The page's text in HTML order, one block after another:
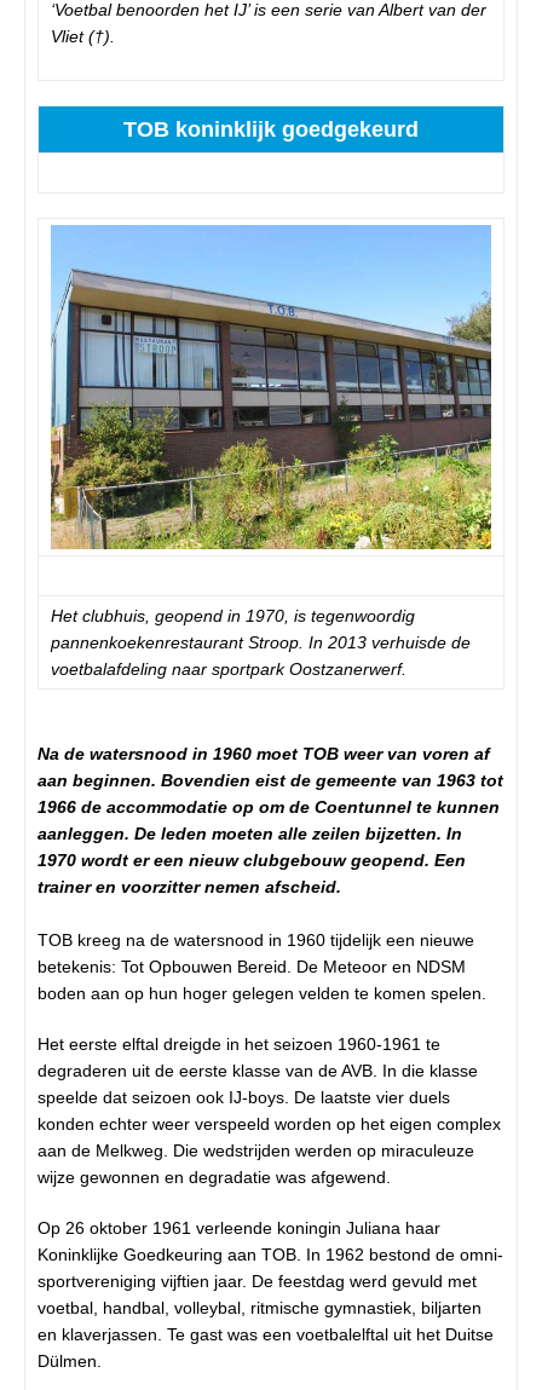
‘Voetbal benoorden het IJ’ is een serie van Albert van der
Vliet (†).
TOB koninklijk goedgekeurd
Het clubhuis, geopend in 1970, is tegenwoordig
pannenkoekenrestaurant Stroop. In 2013 verhuisde de
voetbalafdeling naar sportpark Oostzanerwerf.
Na de watersnood in 1960 moet TOB weer van voren af
aan beginnen. Bovendien eist de gemeente van 1963 tot
1966 de accommodatie op om de Coentunnel te kunnen
aanleggen. De leden moeten alle zeilen bijzetten. In
1970 wordt er een nieuw clubgebouw geopend. Een
trainer en voorzitter nemen afscheid.
TOB kreeg na de watersnood in 1960 tijdelijk een nieuwe
betekenis: Tot Opbouwen Bereid. De Meteoor en NDSM
boden aan op hun hoger gelegen velden te komen spelen.
Het eerste elftal dreigde in het seizoen 1960-1961 te
degraderen uit de eerste klasse van de AVB. In die klasse
speelde dat seizoen ook IJ-boys. De laatste vier duels
konden echter weer verspeeld worden op het eigen complex
aan de Melkweg. Die wedstrijden werden op miraculeuze
wijze gewonnen en degradatie was afgewend.
Op 26 oktober 1961 verleende koningin Juliana haar
Koninklijke Goedkeuring aan TOB. In 1962 bestond de omni-
sportvereniging vijftien jaar. De feestdag werd gevuld met
voetbal, handbal, volleybal, ritmische gymnastiek, biljarten
en klaverjassen. Te gast was een voetbalelftal uit het Duitse
Dülmen.